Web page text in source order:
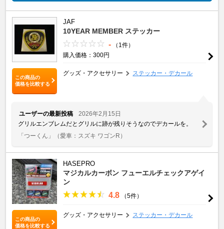
この商品の
価格を比較する
JAF
10YEAR MEMBER ステッカー
-
（1件）
購入価格：300円
グッズ・アクセサリー ステッカー・デカール
ユーザーの最新投稿
2026年2月15日
グリルエンブレムだとグリルに跡が残りそうなのでデカールを。
「つーくん」
（愛車：スズキ ワゴンR）
この商品の
価格を比較する
HASEPRO
マジカルカーボン フューエルチェックアゲイ
ン
4.8 （5件）
グッズ・アクセサリー ステッカー・デカール